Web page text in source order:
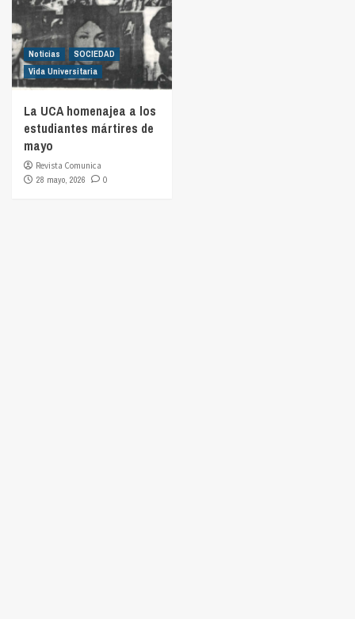
Noticias
SOCIEDAD
Vida Universitaria
La UCA homenajea a los
estudiantes mártires de
mayo
Revista Comunica
28 mayo, 2026
0